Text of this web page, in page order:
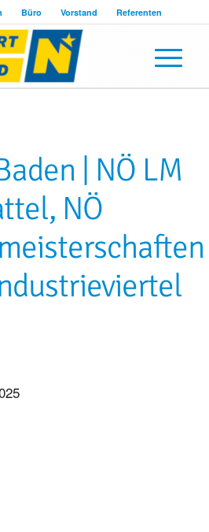
Büro Vorstand Referenten
| NÖ LM
NÖ